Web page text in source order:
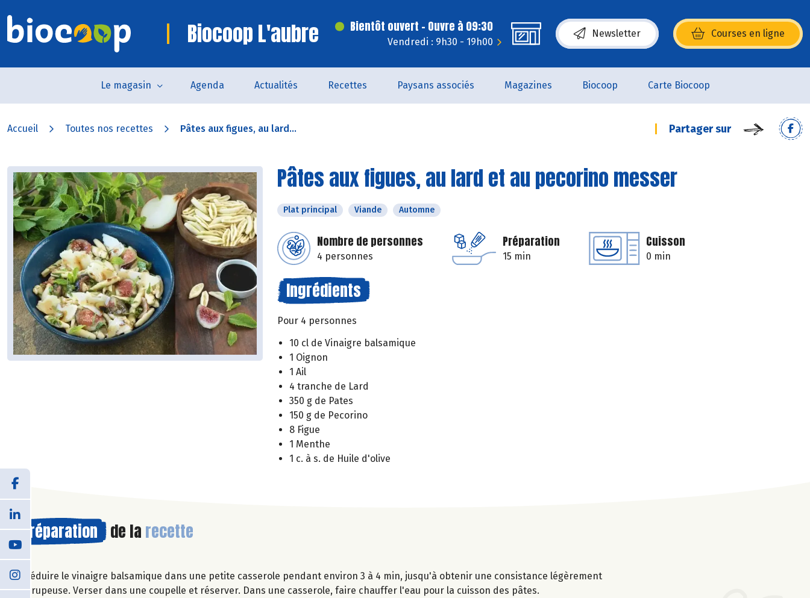
Biocoop L'aubre Bientôt ouvert - Ouvre à 09:30
Vendredi : 9h30 - 19h00
Newsletter Courses en ligne
(s’ouvre dans une nouvelle fenêtre)
Le magasin Agenda Actualités Recettes Paysans associés Magazines Biocoop Carte Biocoop
Accueil Toutes nos recettes Pâtes aux figues, au lard... Partager sur
Pâtes aux figues, au lard et au pecorino messer
Plat principal Viande Automne
Nombre de personnes
4 personnes
Préparation
15 min
Cuisson
0 min
Ingrédients
Pour 4 personnes
10 cl de Vinaigre balsamique
1 Oignon
1 Ail
4 tranche de Lard
350 g de Pates
150 g de Pecorino
8 Figue
1 Menthe
1 c. à s. de Huile d'olive
Préparation de la recette
Réduire le vinaigre balsamique dans une petite casserole pendant environ 3 à 4 min, jusqu'à obtenir une consistance légèrement
sirupeuse. Verser dans une coupelle et réserver. Dans une casserole, faire chauffer l'eau pour la cuisson des pâtes.